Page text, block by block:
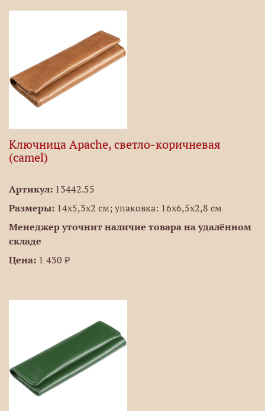
Ключница Apache, светло-коричневая
(camel)
Артикул: 13442.55
Размеры: 14х5,3x2 см; упаковка: 16х6,5х2,8 см
Менеджер уточнит наличие товара на удалённом
складе
Цена: 1 430 ₽